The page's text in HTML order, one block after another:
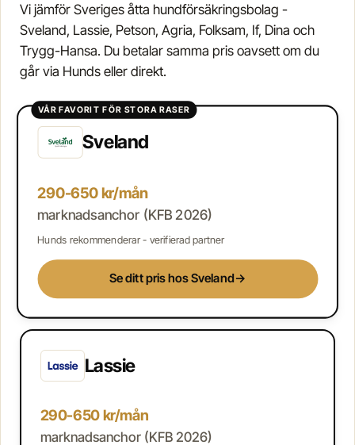
Vi jämför Sveriges åtta hundförsäkringsbolag -
Sveland, Lassie, Petson, Agria, Folksam, If, Dina och
Trygg-Hansa. Du betalar samma pris oavsett om du
går via Hunds eller direkt.
VÅR FAVORIT FÖR STORA RASER
Sveland
290-650 kr/mån
marknadsanchor (KFB 2026)
Hunds rekommenderar - verifierad partner
Se ditt pris hos Sveland→
Lassie
290-650 kr/mån
marknadsanchor (KFB 2026)